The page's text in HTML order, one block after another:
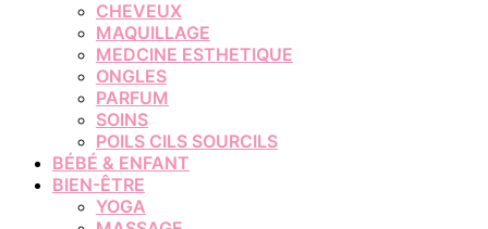
CHEVEUX
MAQUILLAGE
MEDCINE ESTHETIQUE
ONGLES
PARFUM
SOINS
POILS CILS SOURCILS
BÉBÉ & ENFANT
BIEN-ÊTRE
YOGA